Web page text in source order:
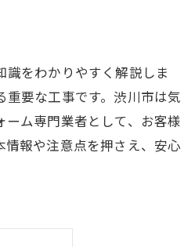
をわかりやすく解説しま
要な工事です。渋川市は気
ム専門業者として、お客様
報や注意点を押さえ、安心